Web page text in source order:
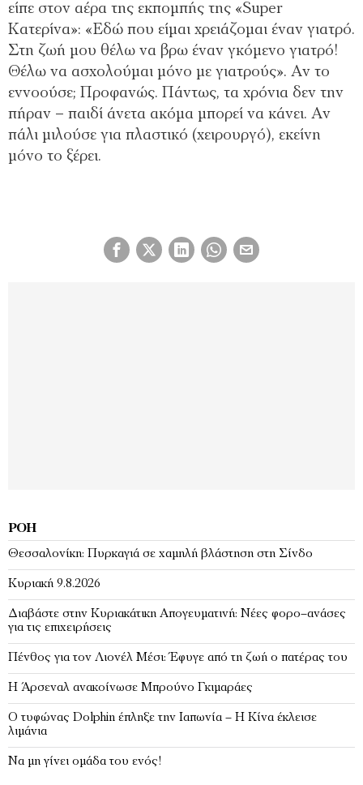
είπε στον αέρα της εκπομπής της «Super
Kατερίνα»: «Εδώ που είμαι χρειάζομαι έναν γιατρό.
Στη ζωή μου θέλω να βρω έναν γκόμενο γιατρό!
Θέλω να ασχολούμαι μόνο με γιατρούς». Αν το
εννοούσε; Προφανώς. Πάντως, τα χρόνια δεν την
πήραν – παιδί άνετα ακόμα μπορεί να κάνει. Αν
πάλι μιλούσε για πλαστικό (χειρουργό), εκείνη
μόνο το ξέρει.
ΡΟΉ
Θεσσαλονίκη: Πυρκαγιά σε χαμηλή βλάστηση στη Σίνδο
Κυριακή 9.8.2026
Διαβάστε στην Κυριακάτικη Απογευματινή: Νέες φορο–ανάσες
για τις επιχειρήσεις
Πένθος για τον Λιονέλ Μέσι: Έφυγε από τη ζωή ο πατέρας του
Η Άρσεναλ ανακοίνωσε Μπρούνο Γκιμαράες
Ο τυφώνας Dolphin έπληξε την Ιαπωνία – H Κίνα έκλεισε
λιμάνια
Να μη γίνει ομάδα του ενός!